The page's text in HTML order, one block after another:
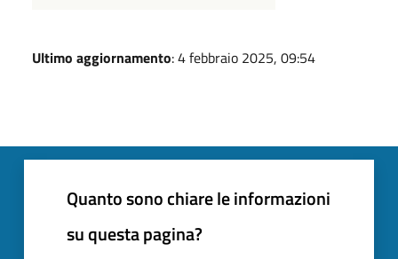
Ultimo aggiornamento: 4 febbraio 2025, 09:54
Quanto sono chiare le informazioni
su questa pagina?